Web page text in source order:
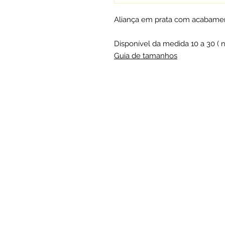
Aliança em prata com
Disponível da medida 10 a 30 (
Guia de tamanhos